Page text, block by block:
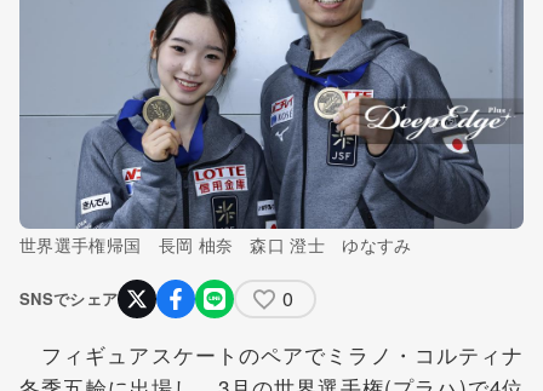
世界選手権帰国 長岡 柚奈 森口 澄士 ゆなすみ
SNSでシェア 0
フィギュアスケートのペアでミラノ・コルティナ